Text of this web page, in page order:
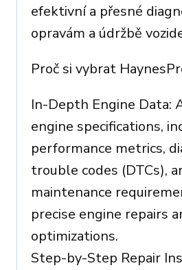
efektivní a přesné
opravám a údržbě
Proč si vybrat
In-Depth Engine Data:
engine specifications,
performance metrics,
trouble codes (DTCs),
maintenance
precise engine repairs
optimizations.
Step-by-Step Repair